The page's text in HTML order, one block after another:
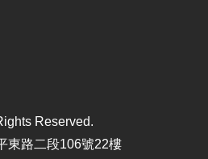
Reserved.
東路二段106號22樓